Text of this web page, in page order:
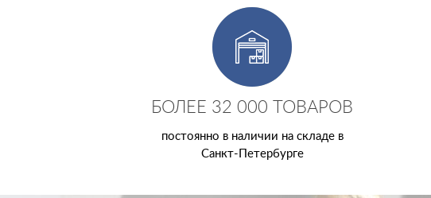
БОЛЕЕ 32 000 ТОВАРОВ
постоянно в наличии на складе в
Санкт-Петербурге